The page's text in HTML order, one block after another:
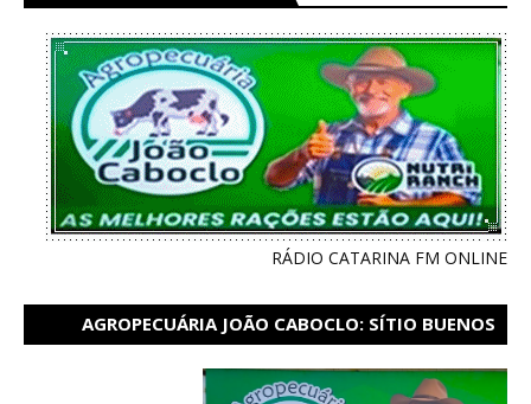
RÁDIO CATARINA FM ONLINE
AGROPECUÁRIA JOÃO CABOCLO: SÍTIO BUENOS